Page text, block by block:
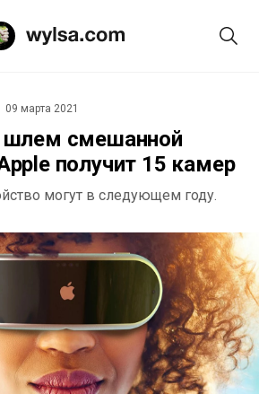
09 марта 2021
смешанной
получит 15 камер
могут в следующем году.